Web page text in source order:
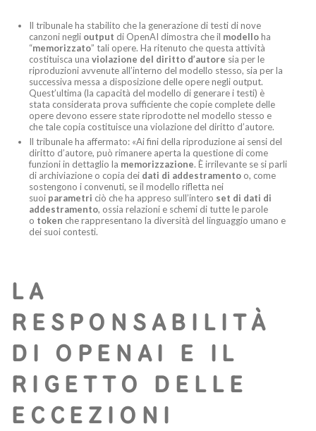
Il tribunale ha stabilito che la generazione di testi di nove
canzoni negli output di OpenAI dimostra che il modelloha
“memorizzato” tali opere. Ha ritenuto che questa attività
costituisca una violazione del diritto d’autore sia per le
riproduzioni avvenute all’interno del modello stesso, sia per la
successiva messa a disposizione delle opere negli output.
Quest’ultima (la capacità del modello di generare i testi) è
stata considerata prova sufficiente che copie complete delle
opere devono essere state riprodotte nel modello stesso e
che tale copia costituisce una violazione del diritto d’autore.
Il tribunale ha affermato: «Ai fini della riproduzione ai sensi del
diritto d’autore, può rimanere aperta la questione di come
funzioni in dettaglio la memorizzazione. È irrilevante se si parli
di archiviazione o copia dei dati di addestramento o, come
sostengono i convenuti, se il modello rifletta nei
suoi parametri ciò che ha appreso sull’intero set di dati di
addestramento, ossia relazioni e schemi di tutte le parole
o token che rappresentano la diversità del linguaggio umano e
dei suoi contesti.
LA
RESPONSABILITÀ
DI OPENAI E IL
RIGETTO DELLE
ECCEZIONI